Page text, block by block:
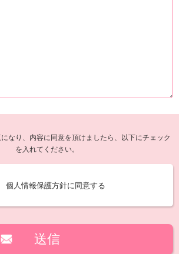
なり、内容に同意を頂けましたら、以下にチェック
を入れてください。
個人情報保護方針に同意する